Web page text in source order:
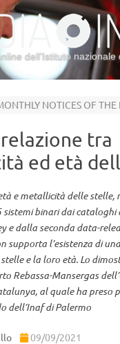
dell’Istituto nazionale
relazione tra
ed età
e metallicità delle stelle,
sistemi binari dai cataloghi
e dalla seconda data-
supporta l’esistenza di
e la loro età. Lo
Rebassa-Mansergas
al quale ha preso
dell’Inaf di Palermo
09/09/2021